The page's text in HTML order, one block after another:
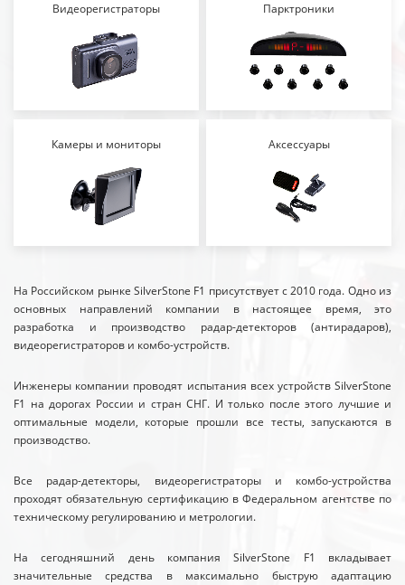
Видеорегистраторы Парктроники
Камеры и мониторы Аксессуары
На Российском рынке SilverStone F1 присутствует с 2010 года. Одно из
основных направлений компании в настоящее время, это
разработка и производство радар-детекторов (антирадаров),
видеорегистраторов и комбо-устройств.
Инженеры компании проводят испытания всех устройств SilverStone
F1 на дорогах России и стран СНГ. И только после этого лучшие и
оптимальные модели, которые прошли все тесты, запускаются в
производство.
Все радар-детекторы, видеорегистраторы и комбо-устройства
проходят обязательную сертификацию в Федеральном агентстве по
техническому регулированию и метрологии.
На сегодняшний день компания SilverStone F1 вкладывает
значительные средства в максимально быструю адаптацию